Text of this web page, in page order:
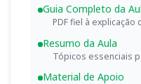
Guia Completo da
PDF fiel à
Resumo da Aula
Tópicos essenciais
Material de Apoio